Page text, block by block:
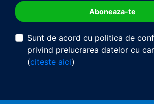
Sunt de acord cu politica de
privind prelucrarea datelor cu
(citeste aici)